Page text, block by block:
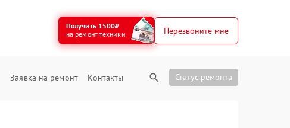
Получить 1500₽
на ремонт техники
Перезвоните мне
Заявка на ремонт Контакты Статус ремонта